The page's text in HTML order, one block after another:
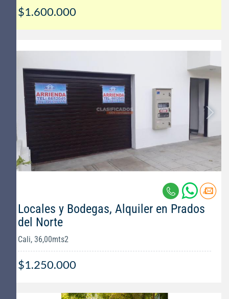
$1.600.000
Locales y Bodegas, Alquiler en Prados
del Norte
Cali, 36,00mts2
$1.250.000